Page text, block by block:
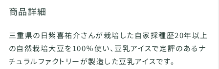
商品詳細
三重県の日紫喜祐介さんが栽培した自家採種歴20年以上
の自然栽培大豆を100％使い、豆乳アイスで定評のあるナ
チュラルファクトリーが製造した豆乳アイスです。